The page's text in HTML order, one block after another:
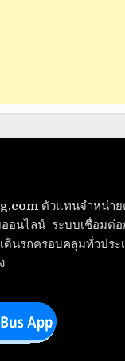
ตัวแทนจำหน่า
อนไลน์ ระบบเชื่อมต่
ดินรถครอบคลุมทั่วประ